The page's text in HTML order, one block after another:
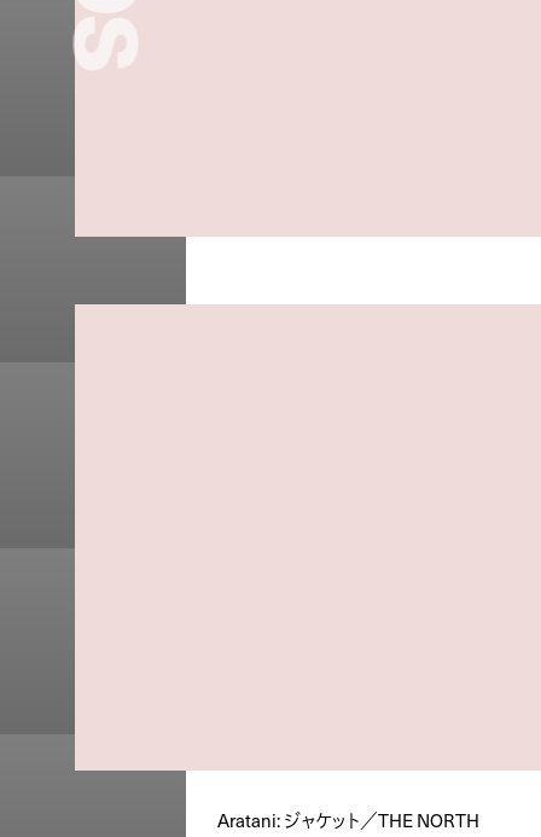
Aratani: ジャケット／THE NORTH